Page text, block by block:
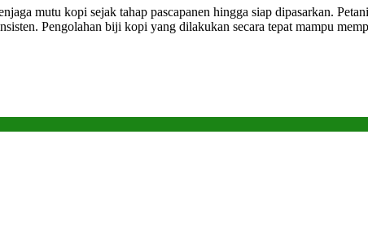
mutu kopi sejak tahap pascapanen hingga siap dipasarkan.
Pengolahan biji kopi yang dilakukan secara tepat mampu